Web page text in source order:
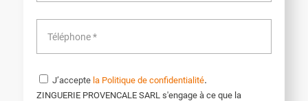
J’accepte la Politique de confidentialité.
ZINGUERIE PROVENCALE SARL s'engage à ce que la